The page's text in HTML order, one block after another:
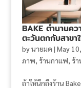
BAKE ตำนานค
ตะวันตกกับสาข
byนายมด | May
ภาพ, ร้านกาแฟ, ร้
ถ้าให้นึกถึงร้าน